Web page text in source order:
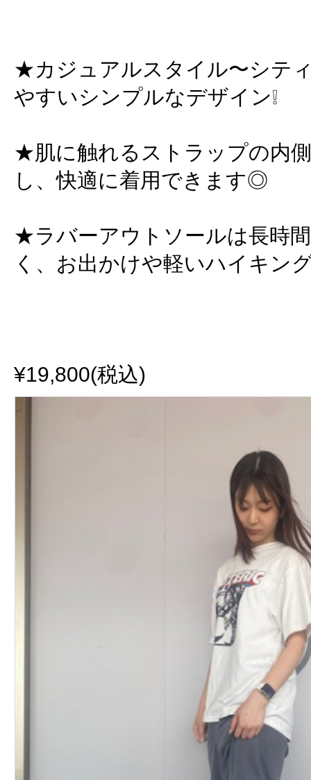
★カジュアルスタイル〜シテ
やすいシンプルなデザイン❕
★肌に触れるストラップの内
し、快適に着用できます◎
★ラバーアウトソールは長時
く、お出かけや軽いハイキン
¥19,800(税込)